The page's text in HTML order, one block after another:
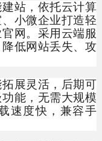
站，依托云计算
小微企业打造轻
网。采用云端服
低网站丢失、攻
展灵活，后期可
能，无需大规模
速度快，兼容手